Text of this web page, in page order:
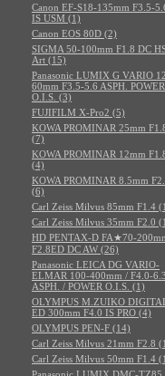
Canon EF-S18-135mm F3.5-
IS USM (1)
Canon EOS 80D (2)
SIGMA 50-100mm F1.8 DC
Art (15)
Panasonic LUMIX G VARIO
60mm F3.5-5.6 ASPH. POWER
O.I.S. (3)
FUJIFILM X-Pro2 (5)
KOWA PROMINAR 25mm
(7)
KOWA PROMINAR 12mm
(4)
KOWA PROMINAR 8.5mm
(6)
Carl Zeiss Milvus 85mm F1.4
Carl Zeiss Milvus 35mm F2.0
HD PENTAX-D FA★70-
F2.8ED DC AW (26)
Panasonic LEICA DG VARIO-
ELMAR 100-400mm / F4.0-6.3
ASPH. / POWER O.I.S. (1)
OLYMPUS M.ZUIKO
ED 300mm F4.0 IS PRO (4)
OLYMPUS PEN-F (14)
Carl Zeiss Milvus 21mm F2.8
Carl Zeiss Milvus 50mm F1.4
Panasonic LUMIX DMC-TZ85